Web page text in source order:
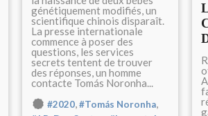
génétiquement modifiés, un
scientifique chinois disparaît.
La presse internationale
commence à poser des
questions, les services
secrets tentent de trouver
des réponses, un homme
contacte Tomás Noronha...
#2020,#Tomás Noronha,